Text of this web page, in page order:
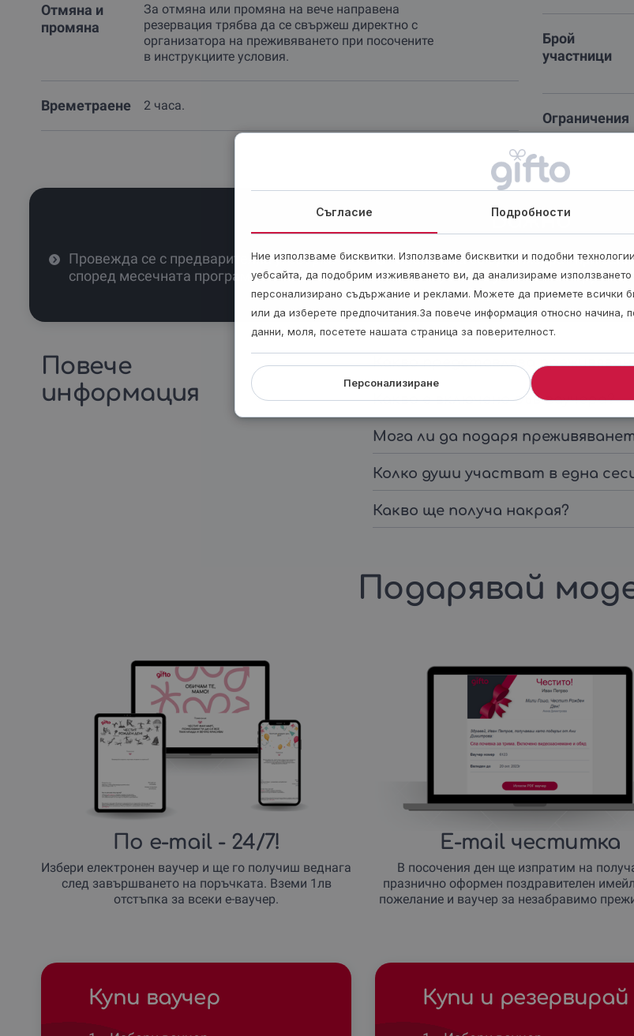
Отмяна и
промяна
За отмяна или промяна на вече направена
резервация трябва да се свържеш директно с
организатора на преживяването при посочените
в инструкциите условия.
Времетраене 2 часа.
Брой
участници
Ограничения
Важно
Провежда се с предварителна уговорка
според месечната програма за събития.
Събитията се организират при
минимум 2-ма участника в група до
максимум 8 души.
Повече
информация
Какво представлява
Какво е включено във ваучера?
Мога ли да подаря
Колко души участват в една
Какво ще получа накрая?
Подарявай
По e-mail- 24/7!
Избери електронен ваучер и ще го получиш веднага
след завършването на поръчката. Вземи 1лв
отстъпка за всеки е-ваучер.
E-mail честитка
В посочения ден ще изпратим на
празнично оформен поздравителен
пожелание и ваучер за незабравимо
Купи ваучер Купи и резервирай
Съгласие Подробности
Ние използваме бисквитки. Използваме бисквитки и подобни
уебсайта, да подобрим изживяването ви, да анализираме
персонализирано съдържание и реклами. Можете да приемете всички
или да изберете предпочитания.За повече информация относно начина,
данни, моля, посетете нашата страница за поверителност.
Персонализиране